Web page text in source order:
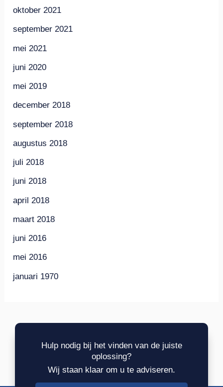
oktober 2021
september 2021
mei 2021
juni 2020
mei 2019
december 2018
september 2018
augustus 2018
juli 2018
juni 2018
april 2018
maart 2018
juni 2016
mei 2016
januari 1970
Hulp nodig bij het vinden van de juiste
oplossing?
Wij staan klaar om u te adviseren.